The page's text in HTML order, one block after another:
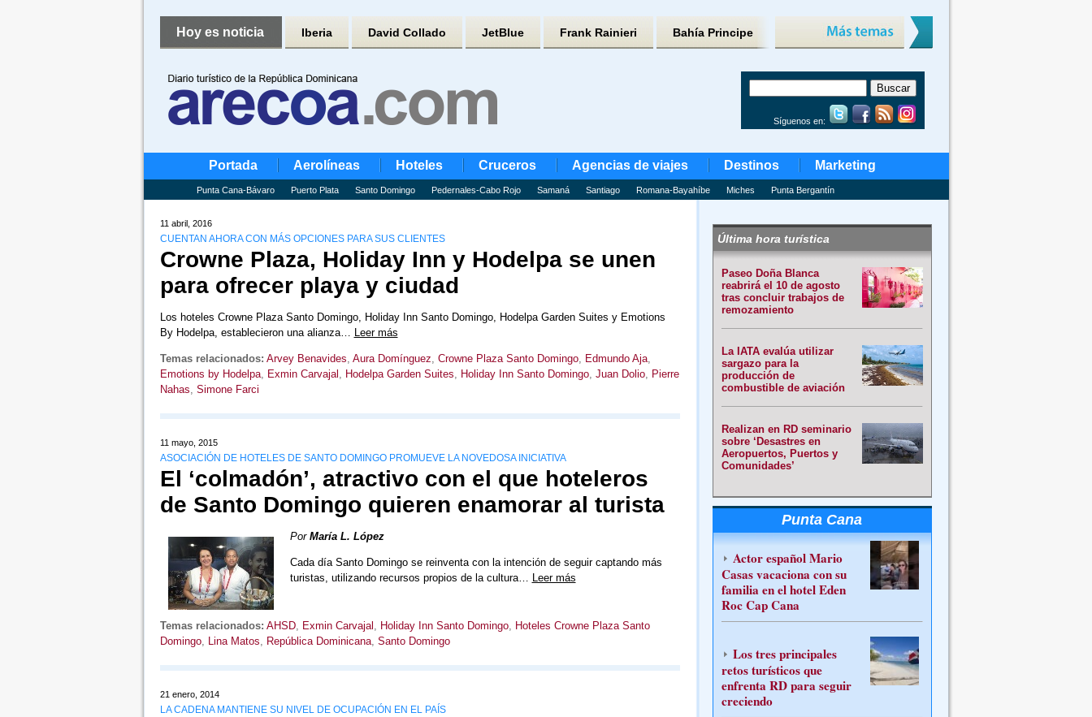
Hoy es noticia Iberia David Collado JetBlue Frank Rainieri Bahía Principe
Síguenos en:
Portada Aerolíneas Hoteles Cruceros Agencias de viajes Destinos Marketing
Punta Cana-Bávaro Puerto Plata Santo Domingo Pedernales-Cabo Rojo Samaná Santiago Romana-Bayahíbe Miches Punta Bergantín
11 abril, 2016
CUENTAN AHORA CON MÁS OPCIONES PARA SUS CLIENTES
Crowne Plaza, Holiday Inn y Hodelpa se unen
para ofrecer playa y ciudad
Los hoteles Crowne Plaza Santo Domingo, Holiday Inn Santo Domingo, Hodelpa Garden Suites y Emotions
By Hodelpa, establecieron una alianza… Leer más
Temas relacionados: Arvey Benavides, Aura Domínguez, Crowne Plaza Santo Domingo, Edmundo Aja,
Emotions by Hodelpa, Exmin Carvajal , Hodelpa Garden Suites, Holiday Inn Santo Domingo, Juan Dolio, Pierre
Nahas, Simone Farci
11 mayo, 2015
ASOCIACIÓN DE HOTELES DE SANTO DOMINGO PROMUEVE LA NOVEDOSA INICIATIVA
El ‘colmadón’, atractivo con el que hoteleros
de Santo Domingo quieren enamorar al turista
Por María L. López
Cada día Santo Domingo se reinventa con la intención de seguir captando más
turistas, utilizando recursos propios de la cultura… Leer más
Temas relacionados: AHSD, Exmin Carvajal , Holiday Inn Santo Domingo, Hoteles Crowne Plaza Santo
Domingo, Lina Matos, República Dominicana, Santo Domingo
21 enero, 2014
LA CADENA MANTIENE SU NIVEL DE OCUPACIÓN EN EL PAÍS
Última hora turística
Paseo Doña Blanca
reabrirá el 10 de agosto
tras concluir trabajos de
remozamiento
La IATA evalúa utilizar
sargazo para la
producción de
combustible de aviación
Realizan en RD seminario
sobre ‘Desastres en
Aeropuertos, Puertos y
Comunidades’
Punta Cana
Actor español Mario
Casas vacaciona con su
familia en el hotel Eden
Roc Cap Cana
Los tres principales
retos turísticos que
enfrenta RD para seguir
creciendo